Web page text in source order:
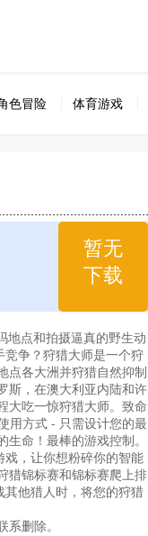
色冒险 体育游戏
暂无
下载
地点和拍摄逼真的野生动
争？狩猎大师是一个狩
点各大洲并狩猎自然抑制
斯，在澳大利亚内陆和许
大吃一惊狩猎大师。致命
用方式 - 只需设计您的最
命！最棒的游戏控制。
，让你想粉碎你的智能
猎锦标赛和锦标赛爬上排
他猎人时，将您的狩猎
删除。